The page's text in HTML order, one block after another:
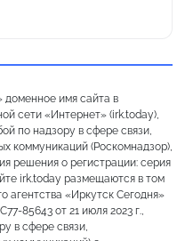
имя сайта в
сети «Интернет» (irk.today),
по надзору в сфере связи,
коммуникаций (Роскомнадзор),
решения о регистрации: серия
irk.today размещаются в том
агентства «Иркутск Сегодня»
85643 от 21 июля 2023 г.,
в сфере связи,